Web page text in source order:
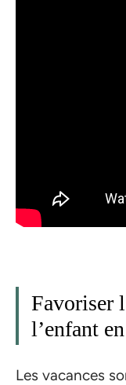
Favoriser
l’enfant
Les vacances